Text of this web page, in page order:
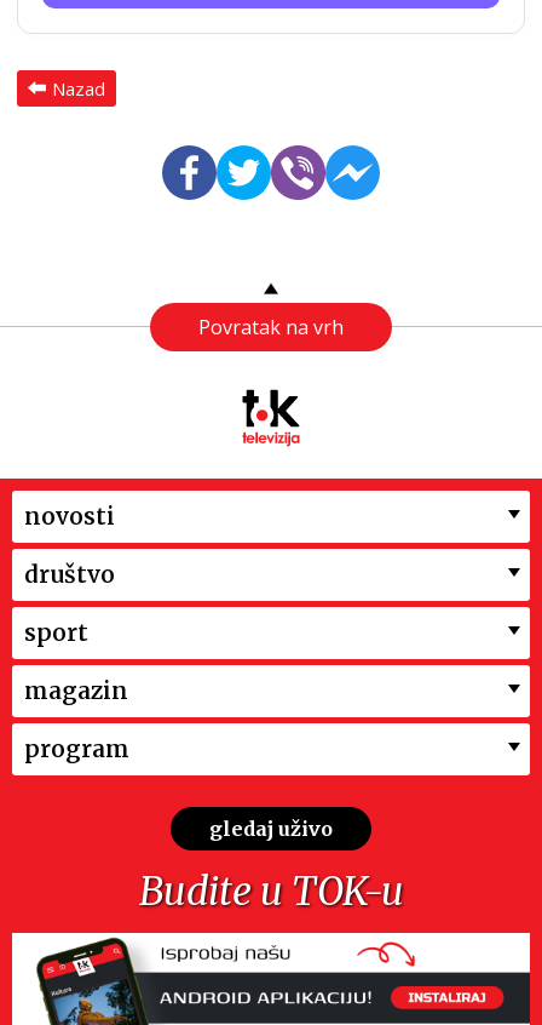
Nazad
Povratak na vrh
novosti
društvo
sport
magazin
program
gledaj uživo
Budite u TOK-u